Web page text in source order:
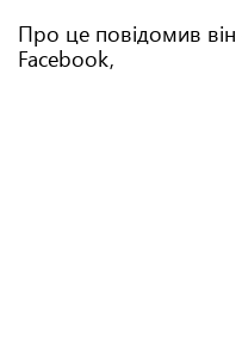
Про це повідомив він
Facebook,